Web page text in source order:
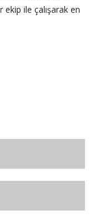
ekip ile çalışarak en